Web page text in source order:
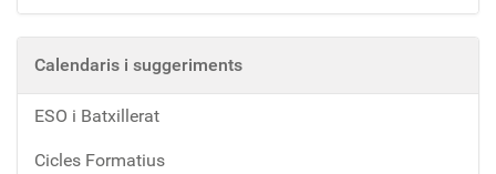
Calendaris i suggeriments
ESO i Batxillerat
Cicles Formatius